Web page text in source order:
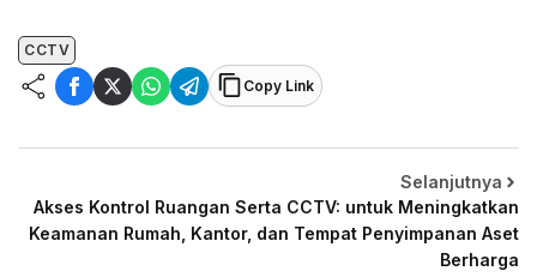
CCTV
Copy Link
Selanjutnya
Akses Kontrol Ruangan Serta CCTV: untuk Meningkatkan
Keamanan Rumah, Kantor, dan Tempat Penyimpanan Aset
Berharga